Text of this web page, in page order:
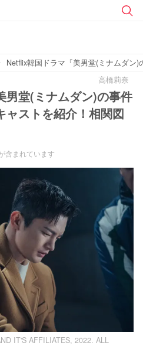
Netflix韓国ドラマ『美男堂(ミナムダン
高橋莉奈
堂(ミナムダン)の事件
ャストを紹介！相関図
含まれています
IT'S AFFILIATES, 2022. ALL